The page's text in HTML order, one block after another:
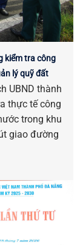
kiểm tra công
lý quỹ đất
UBND thành
thực tế công
trong khu
giao đường